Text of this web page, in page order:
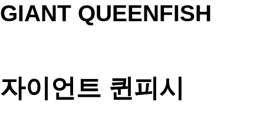
GIANT QUEENFISH
자이언트 퀸피시